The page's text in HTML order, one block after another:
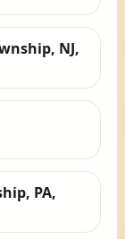
NJ,
PA,